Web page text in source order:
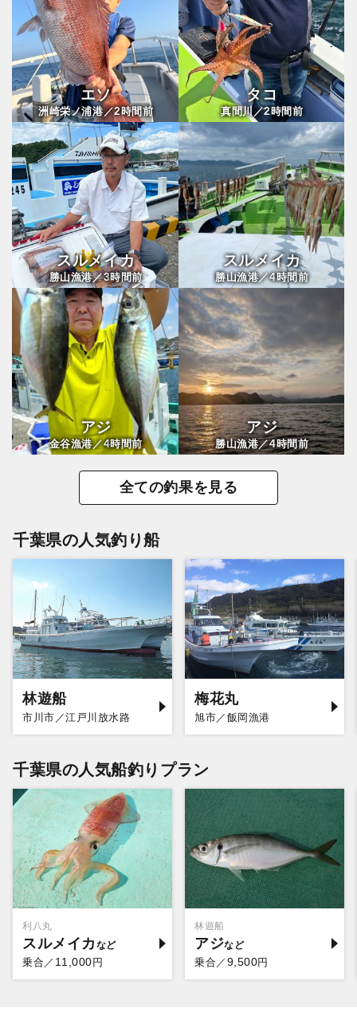
エソ
洲崎栄ノ浦港／2時間前
タコ
真間川／2時間前
スルメイカ
勝山漁港／3時間前
スルメイカ
勝山漁港／4時間前
アジ
金谷漁港／4時間前
アジ
勝山漁港／4時間前
全ての釣果を見る
千葉県の人気釣り船
林遊船
市川市／江戸川放水路
梅花丸
旭市／飯岡漁港
千葉県の人気船釣りプラン
利八丸
スルメイカ
乗合／ 11,000円
林遊船
アジ
乗合／ 9,500円